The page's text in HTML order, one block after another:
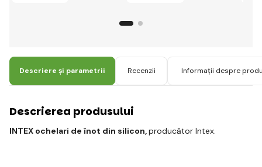
Descriere și parametrii Recenzii Informații despre
Descrierea produsului
INTEX ochelari de înot din silicon,producător Intex.